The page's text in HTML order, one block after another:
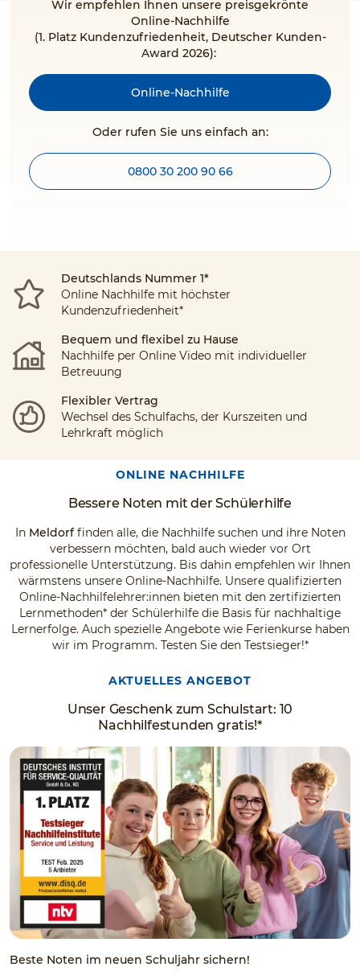
Wir empfehlen Ihnen unsere preisgekrönte
Online-Nachhilfe
(1. Platz Kundenzufriedenheit, Deutscher Kunden-
Award 2026):
Online-Nachhilfe
Oder rufen Sie uns einfach an:
0800 30 200 90 66
Deutschlands Nummer 1*
Online Nachhilfe mit höchster
Kundenzufriedenheit*
Bequem und flexibel zu Hause
Nachhilfe per Online Video mit individueller
Betreuung
Flexibler Vertrag
Wechsel des Schulfachs, der Kurszeiten und
Lehrkraft möglich
ONLINE NACHHILFE
Bessere Noten mit der Schülerhilfe
In Meldorffinden alle, die Nachhilfe suchen und ihre Noten
verbessern möchten, bald auch wieder vor Ort
professionelle Unterstützung. Bis dahin empfehlen wir Ihnen
wärmstens unsere Online-Nachhilfe. Unsere qualifizierten
Online-Nachhilfelehrer:innen bieten mit den zertifizierten
Lernmethoden* der Schülerhilfe die Basis für nachhaltige
Lernerfolge. Auch spezielle Angebote wie Ferienkurse haben
wir im Programm. Testen Sie den Testsieger!*
AKTUELLES ANGEBOT
Unser Geschenk zum Schulstart: 10
Nachhilfestunden gratis!*
Beste Noten im neuen Schuljahr sichern!